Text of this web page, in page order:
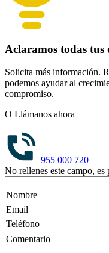
Aclaramos todas tus
Solicita más información.
podemos ayudar al
compromiso.
O Llámanos ahora
955 000 720
No rellenes este campo, es